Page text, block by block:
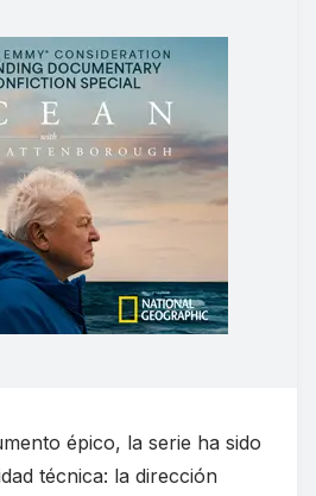
épico, la serie ha sido
técnica: la dirección